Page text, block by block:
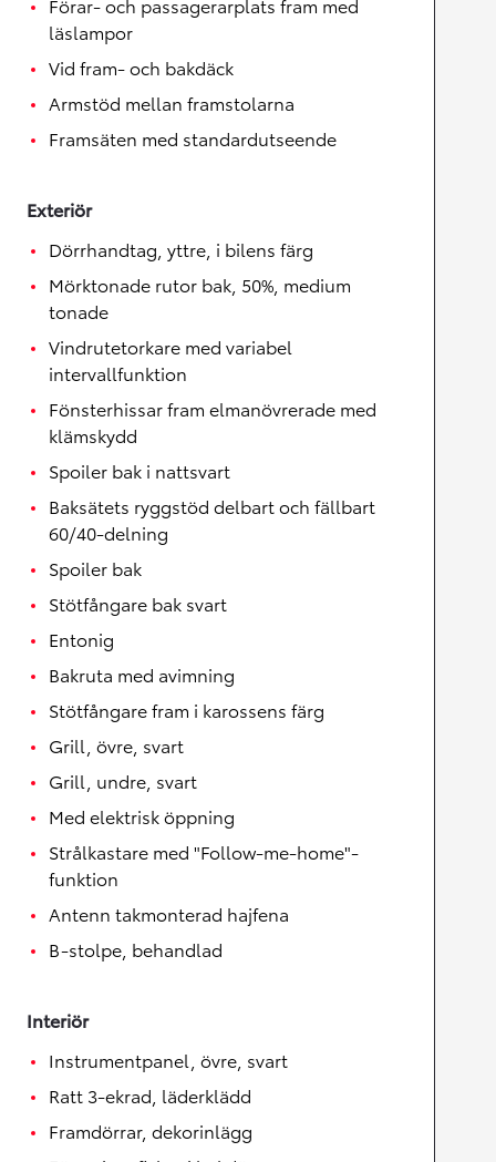
Förar- och passagerarplats fram med
läslampor
Vid fram- och bakdäck
Armstöd mellan framstolarna
Framsäten med standardutseende
Exteriör
Dörrhandtag, yttre, i bilens färg
Mörktonade rutor bak, 50%, medium
tonade
Vindrutetorkare med variabel
intervallfunktion
Fönsterhissar fram elmanövrerade med
klämskydd
Spoiler bak i nattsvart
Baksätets ryggstöd delbart och fällbart
60/40-delning
Spoiler bak
Stötfångare bak svart
Entonig
Bakruta med avimning
Stötfångare fram i karossens färg
Grill, övre, svart
Grill, undre, svart
Med elektrisk öppning
Strålkastare med "Follow-me-home"-
funktion
Antenn takmonterad hajfena
B-stolpe, behandlad
Interiör
Instrumentpanel, övre, svart
Ratt 3-ekrad, läderklädd
Framdörrar, dekorinlägg